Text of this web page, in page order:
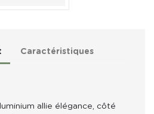
Caractéristiques
allie élégance, côté